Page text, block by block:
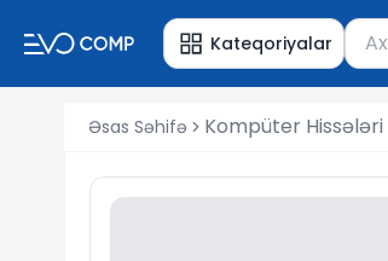
Kateqoriyalar
Əsas Səhifə Kompüter Hissələri